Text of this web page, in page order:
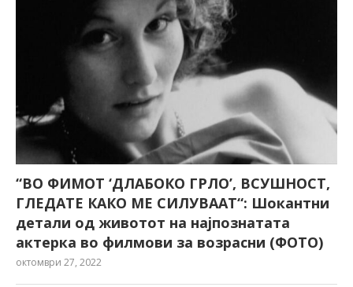
“ВО ФИМОТ ‘ДЛАБОКО ГРЛО’, ВСУШНОСТ,
ГЛЕДАТЕ КАКО МЕ СИЛУВААТ“: Шокантни
детали од животот на најпознатата
актерка во филмови за возрасни (ФОТО)
октомври 27, 2022